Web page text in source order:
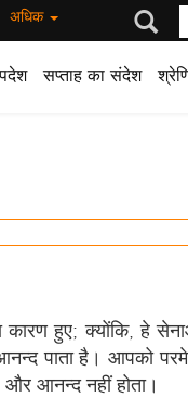
अधिक
सप्ताह का संदेश
हुए; क्योंकि, हे
पाता है। आपको
आनन्द नहीं होता।